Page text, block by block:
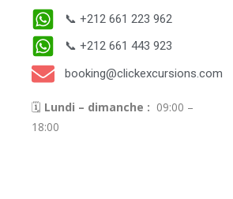
📞 +212 661 223 962
📞 +212 661 443 923
booking@clickexcursions.com
🗓 Lundi – dimanche : 09:00 –
18:00